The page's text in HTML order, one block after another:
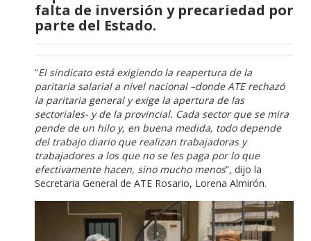
falta de inversión y precariedad por
parte del Estado.
“El sindicato está exigiendo la reapertura de la
paritaria salarial a nivel nacional –donde ATE rechazó
la paritaria general y exige la apertura de las
sectoriales- y de la provincial. Cada sector que se mira
pende de un hilo y, en buena medida, todo depende
del trabajo diario que realizan trabajadoras y
trabajadores a los que no se les paga por lo que
efectivamente hacen, sino mucho menos”, dijo la
Secretaria General de ATE Rosario, Lorena Almirón.